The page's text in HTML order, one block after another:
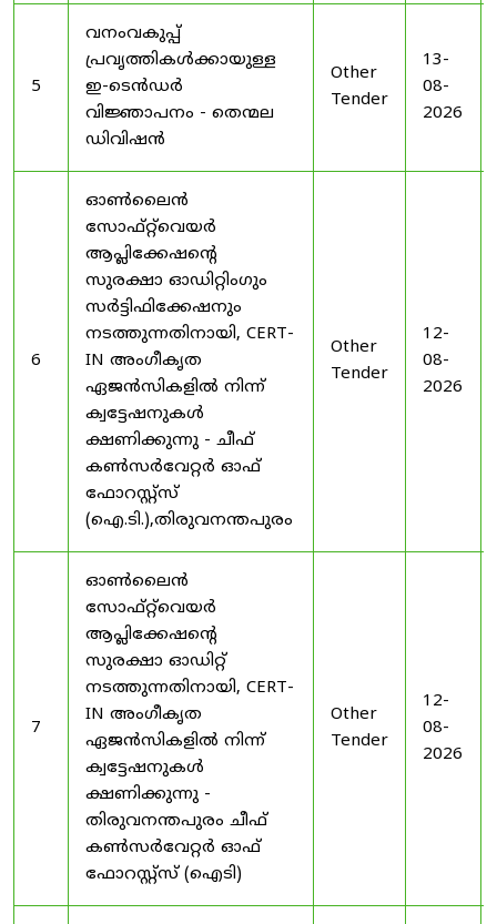
5
വനംവകുപ്പ്
പ്രവൃത്തികൾക്കായുള്ള
ഇ-ടെൻഡർ
വിജ്ഞാപനം - തെന്മല
ഡിവിഷൻ
Other
Tender
13-
08-
2026
6
ഓൺലൈൻ
സോഫ്റ്റ്‌വെയർ
ആപ്ലിക്കേഷന്റെ
സുരക്ഷാ ഓഡിറ്റിംഗും
സർട്ടിഫിക്കേഷനും
നടത്തുന്നതിനായി, CERT-
IN അംഗീകൃത
ഏജൻസികളിൽ നിന്ന്
ക്വട്ടേഷനുകൾ
ക്ഷണിക്കുന്നു - ചീഫ്
കൺസർവേറ്റർ ഓഫ്
ഫോറസ്റ്റ്സ്
(ഐ.ടി.),തിരുവനന്തപുരം
Other
Tender
12-
08-
2026
7
ഓൺലൈൻ
സോഫ്റ്റ്‌വെയർ
ആപ്ലിക്കേഷന്റെ
സുരക്ഷാ ഓഡിറ്റ്
നടത്തുന്നതിനായി, CERT-
IN അംഗീകൃത
ഏജൻസികളിൽ നിന്ന്
ക്വട്ടേഷനുകൾ
ക്ഷണിക്കുന്നു -
തിരുവനന്തപുരം ചീഫ്
കൺസർവേറ്റർ ഓഫ്
ഫോറസ്റ്റ്സ് (ഐടി)
Other
Tender
12-
08-
2026